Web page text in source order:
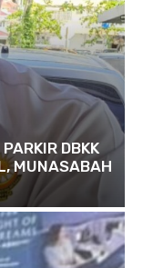
DBKK
MUNASABAH